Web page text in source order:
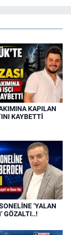
KAPILAN
KAYBETTİ
‘YALAN
GÖZALTI..!